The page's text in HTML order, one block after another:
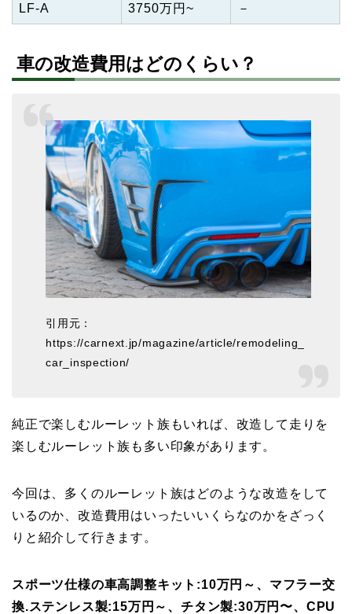
LF-A 3750万円~ －
車の改造費用はどのくらい？
引用元：
https://carnext.jp/magazine/article/remodeling_
car_inspection/
純正で楽しむルーレット族もいれば、改造して走りを
楽しむルーレット族も多い印象があります。
今回は、多くのルーレット族はどのような改造をして
いるのか、改造費用はいったいいくらなのかをざっく
りと紹介して行きます。
スポーツ仕様の車高調整キット:10万円～、マフラー交
換.ステンレス製:15万円～、チタン製:30万円〜、CPU